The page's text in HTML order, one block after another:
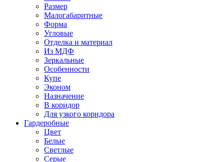
Размер
Малогабаритные
Форма
Угловые
Отделка и материал
Из МДФ
Зеркальные
Особенности
Купе
Эконом
Назначение
В коридор
Для узкого коридора
Гардеробные
Цвет
Белые
Светлые
Серые